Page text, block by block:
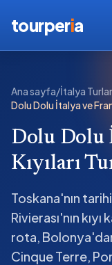
tourperia
Ana sayfa/İtalya
Dolu Dolu İtalya ve
Dolu Dolu
Kıyıları
Toskana'nın
Rivierası'nın
rota,
Cinque Terre,